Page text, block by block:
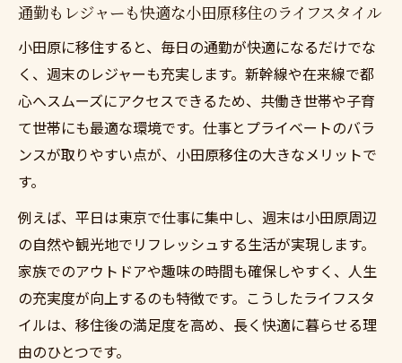
欠
スムーズな資金確保で小田原移住を成功さ
せるコツ
東京までアクセスの良い小田原移住を考え
ようと資金調達術
売却資金で理想の小田原移住を実現する方
理想の生活実現にワンストップサービスを
東京までアクセスの良い小田原に移住を考
えようのワンストップ活用術
ワンストップサービスで移住の不安を解消
しよう
通勤もレジャーも快適な小田原移住のライフスタイル
小田原に移住すると、毎日の通勤が快適になるだけでな
く、週末のレジャーも充実します。新幹線や在来線で都
心へスムーズにアクセスできるため、共働き世帯や子育
て世帯にも最適な環境です。仕事とプライベートのバラ
ンスが取りやすい点が、小田原移住の大きなメリットで
す。
例えば、平日は東京で仕事に集中し、週末は小田原周辺
の自然や観光地でリフレッシュする生活が実現します。
家族でのアウトドアや趣味の時間も確保しやすく、人生
の充実度が向上するのも特徴です。こうしたライフスタ
イルは、移住後の満足度を高め、長く快適に暮らせる理
由のひとつです。